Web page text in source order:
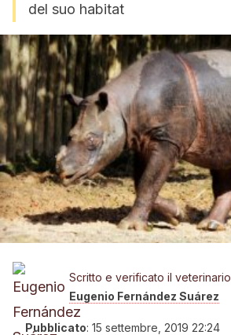
del suo habitat
Scritto e verificato il veterinario
Eugenio Fernández Suárez
Pubblicato: 15 settembre, 2019 22:24